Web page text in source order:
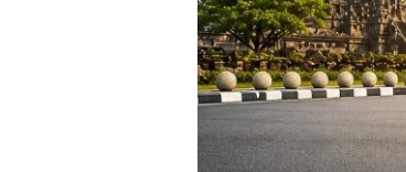
Cicilan
Mulai
3
Jutaan